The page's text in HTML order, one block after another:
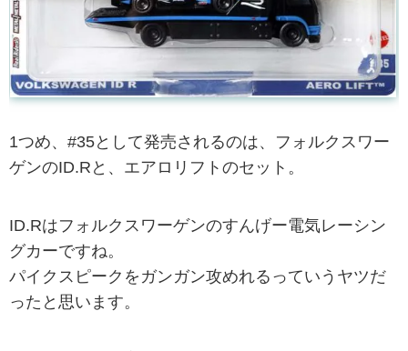
1つめ、#35として発売されるのは、フォルクスワー
ゲンのID.Rと、エアロリフトのセット。
ID.Rはフォルクスワーゲンのすんげー電気レーシン
グカーですね。
パイクスピークをガンガン攻めれるっていうヤツだ
ったと思います。